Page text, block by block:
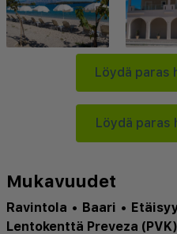
Löydä paras
Löydä paras
Mukavuudet
Ravintola • Baari •
Lentokenttä Preveza